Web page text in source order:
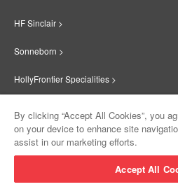
HF Sinclair >
Sonneborn >
HollyFrontier Specialities >
Suniso >
By clicking “Accept All Cookies”, you
on your device to enhance site
assist in our marketing efforts.
Accept All